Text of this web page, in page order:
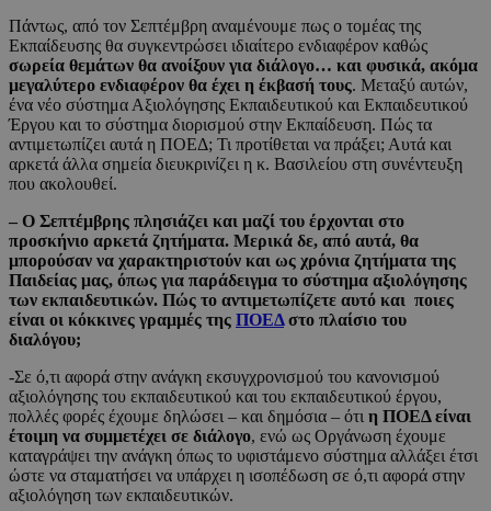
Πάντως, από τον Σεπτέμβρη αναμένουμε πως ο τομέας της
Εκπαίδευσης θα συγκεντρώσει ιδιαίτερο ενδιαφέρον καθώς
σωρεία θεμάτων θα ανοίξουν για διάλογο… και φυσικά, ακόμα
μεγαλύτερο ενδιαφέρον θα έχει η έκβασή τους. Μεταξύ αυτών,
ένα νέο σύστημα Αξιολόγησης Εκπαιδευτικού και Εκπαιδευτικού
Έργου και το σύστημα διορισμού στην Εκπαίδευση. Πώς τα
αντιμετωπίζει αυτά η ΠΟΕΔ; Τι προτίθεται να πράξει; Αυτά και
αρκετά άλλα σημεία διευκρινίζει η κ. Βασιλείου στη συνέντευξη
που ακολουθεί.
– Ο Σεπτέμβρης πλησιάζει και μαζί του έρχονται στο
προσκήνιο αρκετά ζητήματα. Μερικά δε, από αυτά, θα
μπορούσαν να χαρακτηριστούν και ως χρόνια ζητήματα της
Παιδείας μας, όπως για παράδειγμα το σύστημα αξιολόγησης
των εκπαιδευτικών. Πώς το αντιμετωπίζετε αυτό και ποιες
είναι οι κόκκινες γραμμές της ΠΟΕΔστο πλαίσιο του
διαλόγου;
-Σε ό,τι αφορά στην ανάγκη εκσυγχρονισμού του κανονισμού
αξιολόγησης του εκπαιδευτικού και του εκπαιδευτικού έργου,
πολλές φορές έχουμε δηλώσει – και δημόσια – ότι η ΠΟΕΔ είναι
έτοιμη να συμμετέχει σε διάλογο, ενώ ως Οργάνωση έχουμε
καταγράψει την ανάγκη όπως το υφιστάμενο σύστημα αλλάξει έτσι
ώστε να σταματήσει να υπάρχει η ισοπέδωση σε ό,τι αφορά στην
αξιολόγηση των εκπαιδευτικών.